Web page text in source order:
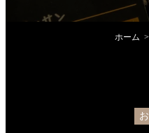
ホーム